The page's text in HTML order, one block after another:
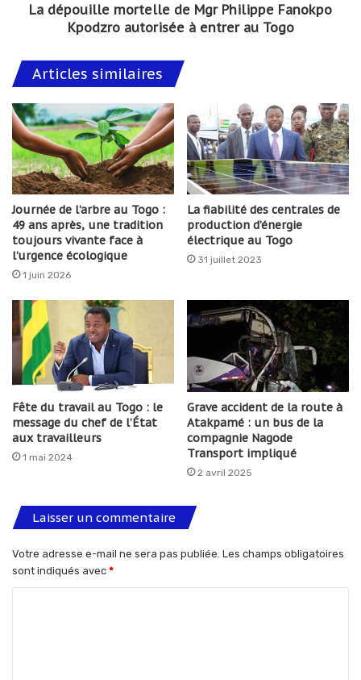
La dépouille mortelle de Mgr Philippe Fanokpo
Kpodzro autorisée à entrer au Togo
Articles similaires
Journée de l’arbre au Togo :
49 ans après, une tradition
toujours vivante face à
l’urgence écologique
1 juin 2026
La fiabilité des centrales de
production d’énergie
électrique au Togo
31 juillet 2023
Fête du travail au Togo : le
message du chef de l’État
aux travailleurs
1 mai 2024
Grave accident de la route à
Atakpamé : un bus de la
compagnie Nagode
Transport impliqué
2 avril 2025
Laisser un commentaire
Votre adresse e-mail ne sera pas publiée. Les champs obligatoires
sont indiqués avec *